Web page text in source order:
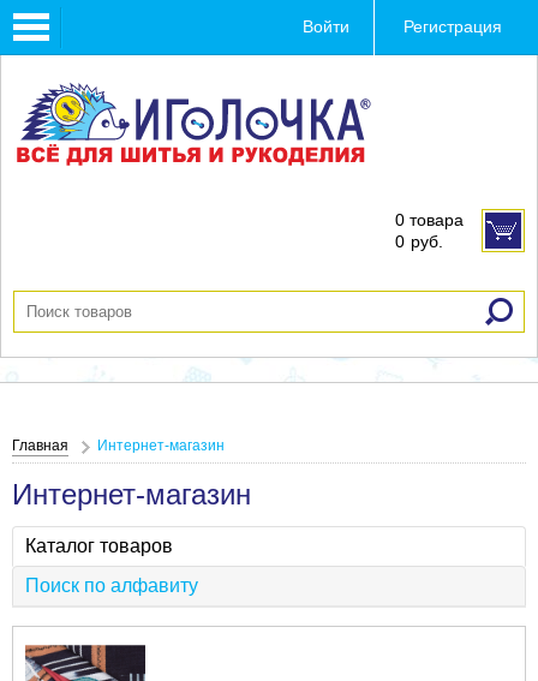
Toggle
navigation
Войти Регистрация
0 товара
0 руб.
Главная Интернет-магазин
Интернет-магазин
Каталог товаров
Поиск по алфавиту